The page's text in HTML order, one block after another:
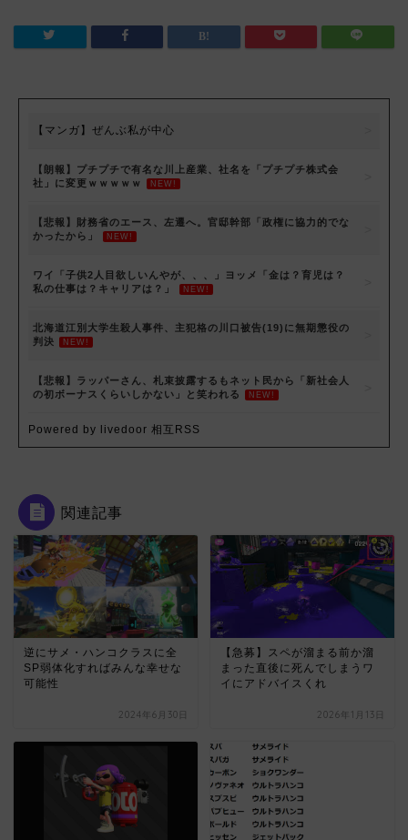
【マンガ】ぜんぶ私が中心
【朗報】プチプチで有名な川上産業、社名を「プチプチ株式会
社」に変更ｗｗｗｗｗ
NEW!
【悲報】財務省のエース、左遷へ。官邸幹部「政権に協力的でな
かったから」
NEW!
ワイ「子供2人目欲しいんやが、、、」ヨッメ「金は？育児は？
私の仕事は？キャリアは？」
NEW!
北海道江別大学生殺人事件、主犯格の川口被告(19)に無期懲役の
判決
NEW!
【悲報】ラッパーさん、札束披露するもネット民から「新社会人
の初ボーナスくらいしかない」と笑われる
NEW!
Powered by livedoor 相互RSS
関連記事
逆にサメ・ハンコクラスに全
SP弱体化すればみんな幸せな
可能性
2024年6月30日
【急募】スペが溜まる前か溜
まった直後に死んでしまうワ
イにアドバイスくれ
2026年1月13日